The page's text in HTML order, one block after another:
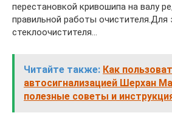
перестановкой кривошипа на валу
правильной работы очистителя.Для
стеклоочистителя…
Читайте также: Как
автосигнализацией Шерхан
полезные советы и